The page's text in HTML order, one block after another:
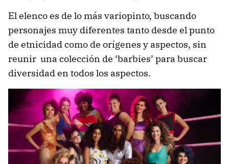
El elenco es de lo más variopinto, buscando
personajes muy diferentes tanto desde el punto
de etnicidad como de orígenes y aspectos, sin
reunir una colección de ‘barbies’ para buscar
diversidad en todos los aspectos.